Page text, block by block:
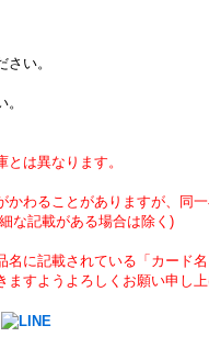
さい。
は異なります。
わることがありますが、同
な記載がある場合は除く)
に記載されている「カード
すようよろしくお願い申し上